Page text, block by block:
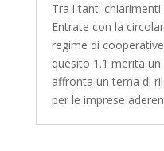
Tra i tanti chiarimenti
Entrate con la
regime di
quesito 1.1 merita
affronta un tema di
per le imprese